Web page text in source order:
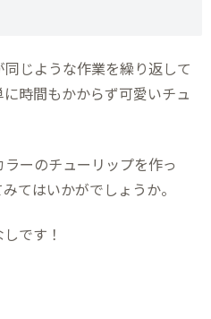
じような作業を繰り返して
時間もかからず可愛いチュ
ーのチューリップを作っ
てはいかがでしょうか。
です！